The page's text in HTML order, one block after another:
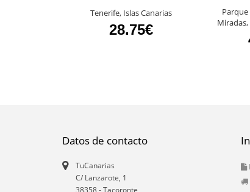
Tenerife, Islas Canarias
28.75€
Datos de contacto
TuCanarias
C/ Lanzarote, 1
38358-Tacoronte